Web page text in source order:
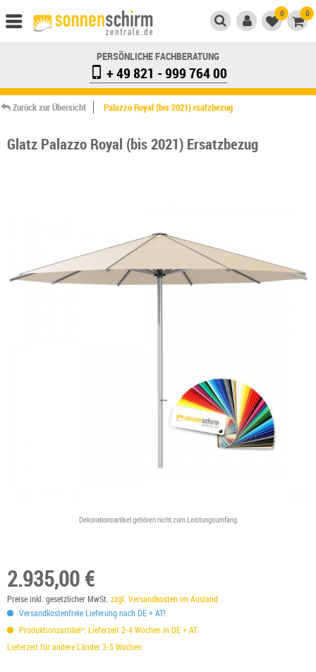
0 0
PERSÖNLICHE FACHBERATUNG
+ 49 821 - 999 764 00
Zurück zur Übersicht Palazzo Royal (bis 2021) rsatzbezug
Glatz Palazzo Royal (bis 2021) Ersatzbezug
Dekorationsartikel gehören nicht zum Leistungsumfang
2.935,00 €
Preise inkl. gesetzlicher MwSt. zzgl. Versandkosten im Ausland
Versandkostenfreie Lieferung nach DE + AT!
Produktionsartikel⁴: Lieferzeit 2-4 Wochen in DE + AT.
Lieferzeit für andere Länder 3-5 Wochen